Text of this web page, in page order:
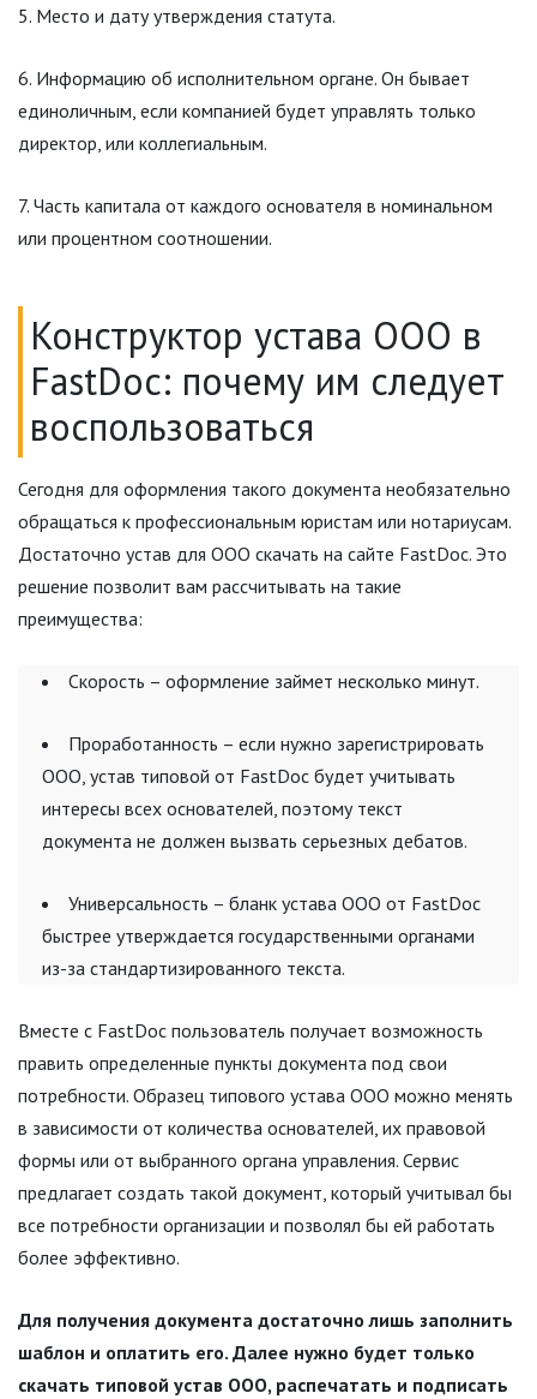
Место и дату утверждения статута.
Информацию об исполнительном органе. Он бывает
единоличным, если компанией будет управлять только
директор, или коллегиальным.
Часть капитала от каждого основателя в номинальном
или процентном соотношении.
Конструктор устава ООО в
FastDoc: почему им следует
воспользоваться
Сегодня для оформления такого документа необязательно
обращаться к профессиональным юристам или нотариусам.
Достаточно устав для ООО скачать на сайте FastDoc. Это
решение позволит вам рассчитывать на такие
преимущества:
Скорость – оформление займет несколько минут.
Проработанность – если нужно зарегистрировать
ООО, устав типовой от FastDoc будет учитывать
интересы всех основателей, поэтому текст
документа не должен вызвать серьезных дебатов.
Универсальность – бланк устава ООО от FastDoc
быстрее утверждается государственными органами
из-за стандартизированного текста.
Вместе с FastDoc пользователь получает возможность
править определенные пункты документа под свои
потребности. Образец типового устава ООО можно менять
в зависимости от количества основателей, их правовой
формы или от выбранного органа управления. Сервис
предлагает создать такой документ, который учитывал бы
все потребности организации и позволял бы ей работать
более эффективно.
Для получения документа достаточно лишь заполнить
шаблон и оплатить его. Далее нужно будет только
скачать типовой устав ООО, распечатать и подписать